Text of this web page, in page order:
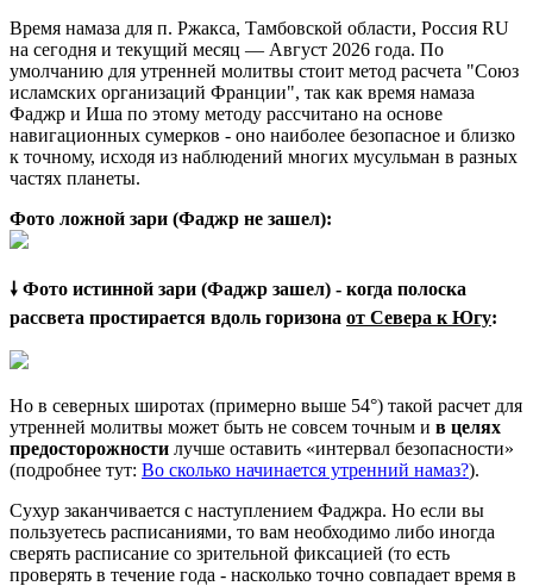
Время намаза для п. Ржакса, Тамбовской области, Россия RU
на сегодня и текущий месяц — Август 2026 года. По
умолчанию для утренней молитвы стоит метод расчета "Союз
исламских организаций Франции", так как время намаза
Фаджр и Иша по этому методу рассчитано на основе
навигационных сумерков - оно наиболее безопасное и близко
к точному, исходя из наблюдений многих мусульман в разных
частях планеты.
Фото ложной зари (Фаджр не зашел):
🠗 Фото истинной зари (Фаджр зашел) - когда полоска
рассвета простирается вдоль горизона от Севера к Югу:
Но в северных широтах (примерно выше 54°) такой расчет для
утренней молитвы может быть не совсем точным и в целях
предосторожности лучше оставить «интервал безопасности»
(подробнее тут: Во сколько начинается утренний намаз?).
Сухур заканчивается с наступлением Фаджра. Но если вы
пользуетесь расписаниями, то вам необходимо либо иногда
сверять расписание со зрительной фиксацией (то есть
проверять в течение года - насколько точно совпадает время в